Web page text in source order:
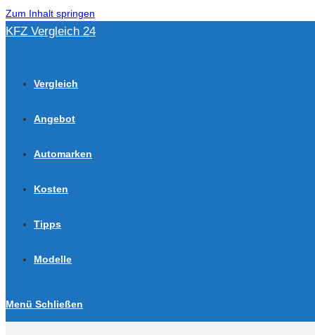
Zum Inhalt springen
KFZ Vergleich 24
Vergleich
Angebot
Automarken
Kosten
Tipps
Modelle
Menü Schließen